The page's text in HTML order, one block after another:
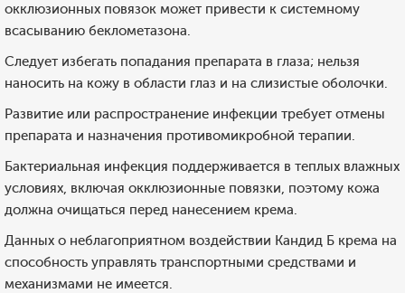
окклюзионных повязок может привести к системному
всасыванию беклометазона.
Следует избегать попадания препарата в глаза; нельзя
наносить на кожу в области глаз и на слизистые оболочки.
Развитие или распространение инфекции требует отмены
препарата и назначения противомикробной терапии.
Бактериальная инфекция поддерживается в теплых влажных
условиях, включая окклюзионные повязки, поэтому кожа
должна очищаться перед нанесением крема.
Данных о неблагоприятном воздействии Кандид Б крема на
способность управлять транспортными средствами и
механизмами не имеется.